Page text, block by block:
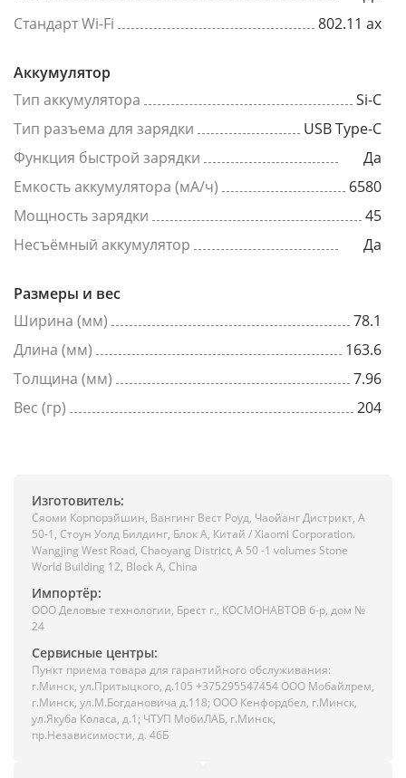
Стандарт Wi-Fi
802.11 ax
Аккумулятор
Тип аккумулятора
Si-C
Тип разъема для зарядки
USB Type-C
Функция быстрой зарядки
Да
Емкость аккумулятора (мА/ч)
6580
Мощность зарядки
45
Несъёмный аккумулятор
Да
Размеры и вес
Ширина (мм)
78.1
Длина (мм)
163.6
Толщина (мм)
7.96
Вес (гр)
204
Изготовитель:
Сяоми Корпорэйшин, Вангинг Вест Роуд, Чаойанг Дистрикт, А
50-1, Стоун Уолд Билдинг, Блок А, Китай / Xiaomi Corporation.
Wangjing West Road, Chaoyang District, A 50 -1 volumes Stone
World Building 12, Block A, China
Импортёр:
ООО Деловые технологии, Брест г., КОСМОНАВТОВ б-р, дом №
24
Сервисные центры:
Пункт приема товара для гарантийного обслуживания:
г.Минск, ул.Притыцкого, д.105 +375295547454 ООО Мобайлрем,
г.Минск, ул.М.Богдановича д.118; ООО Кенфордбел, г.Минск,
ул.Якуба Коласа, д.1; ЧТУП МобиЛАБ, г.Минск,
пр.Независимости, д. 46Б